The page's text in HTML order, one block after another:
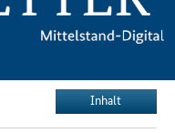
Inhalt